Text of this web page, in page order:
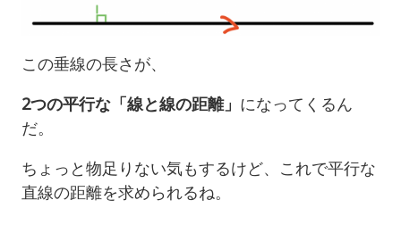
この垂線の長さが、
2つの平行な「線と線の距離」 になってくるん
だ。
ちょっと物足りない気もするけど、これで平行な
直線の距離を求められるね。